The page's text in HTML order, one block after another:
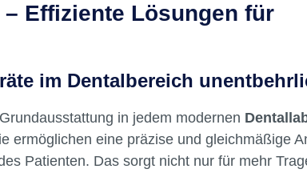
Effiziente Lösungen für
im Dentalbereich
in jedem modernen
ermöglichen eine präzise und gleichmäßige
Patienten. Das sorgt nicht nur für mehr